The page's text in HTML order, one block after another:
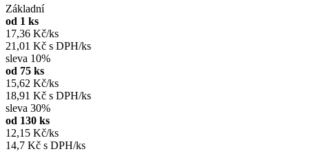
Základní
od 1 ks
17,36 Kč/ks
21,01 Kč s DPH/ks
sleva 10%
od 75 ks
15,62 Kč/ks
18,91 Kč s DPH/ks
sleva 30%
od 130 ks
12,15 Kč/ks
14,7 Kč s DPH/ks